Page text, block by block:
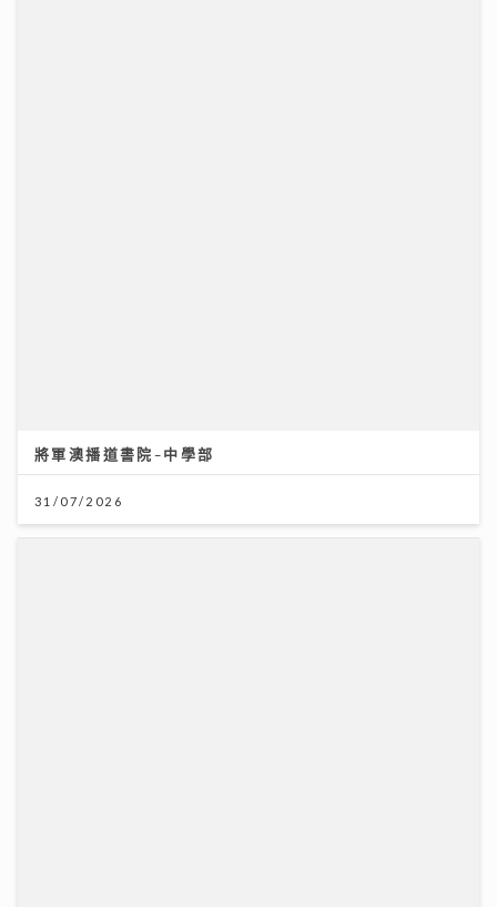
將軍澳播道書院-中學部
31/07/2026